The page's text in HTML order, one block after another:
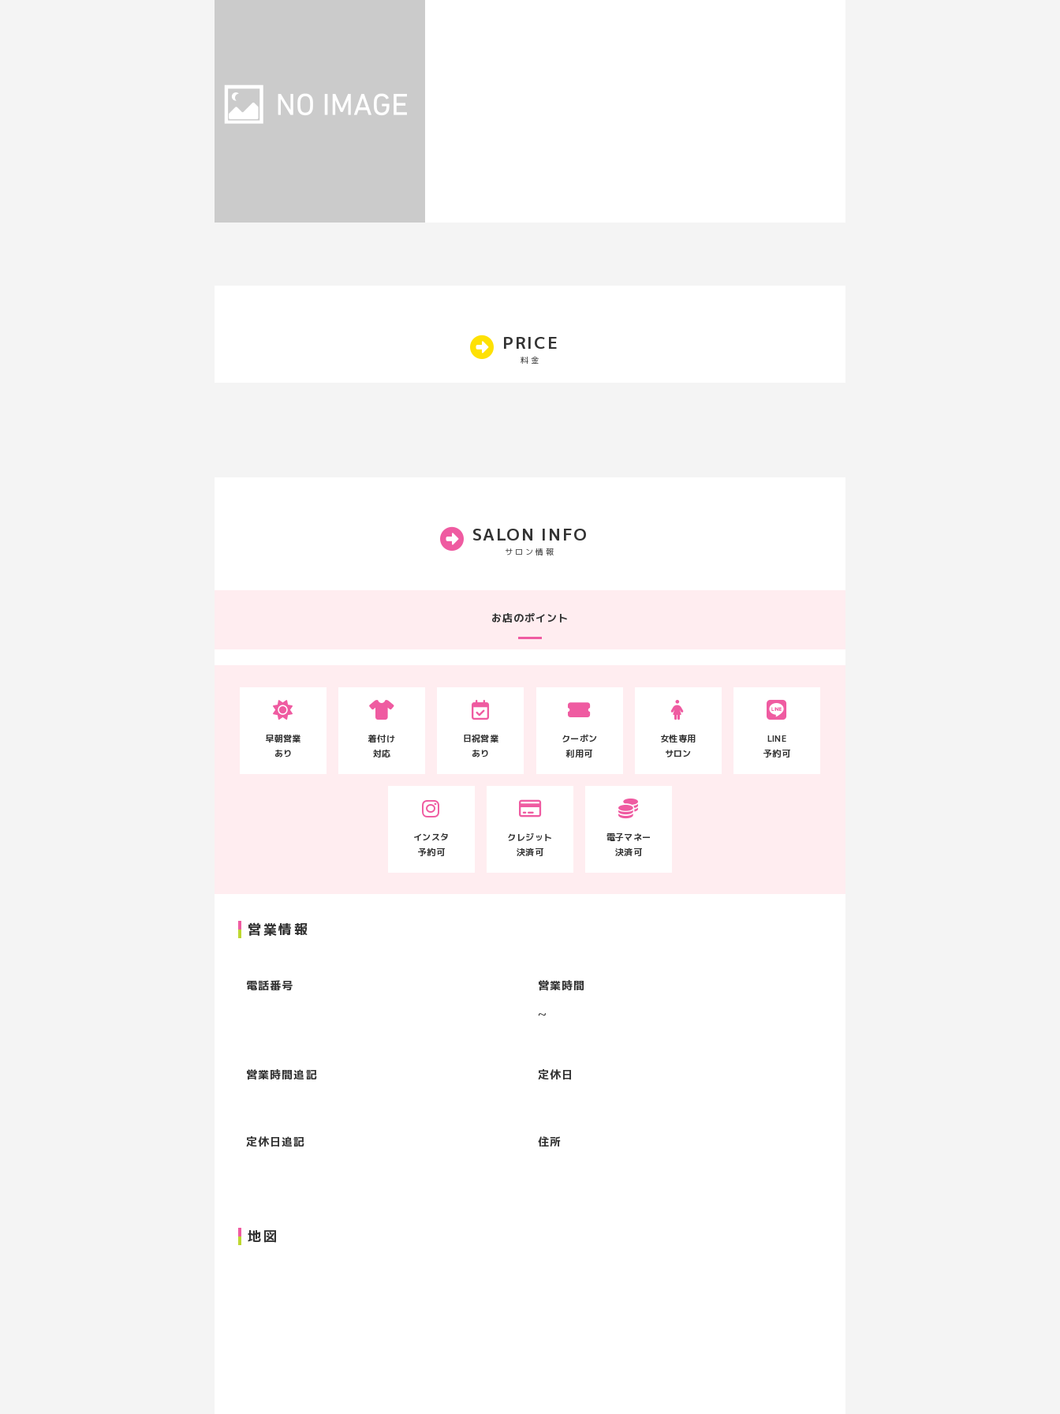
PRICE
料金
SALON INFO
サロン情報
お店のポイント
早朝営業
あり
着付け
対応
日祝営業
あり
クーポン
利用可
女性専用
サロン
LINE
予約可
インスタ
予約可
クレジット
決済可
電子マネー
決済可
営業情報
電話番号 営業時間
~
営業時間追記 定休日
定休日追記 住所
地図